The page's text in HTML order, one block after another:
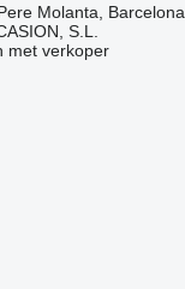
Molanta, Barcelona
S.L.
met verkoper